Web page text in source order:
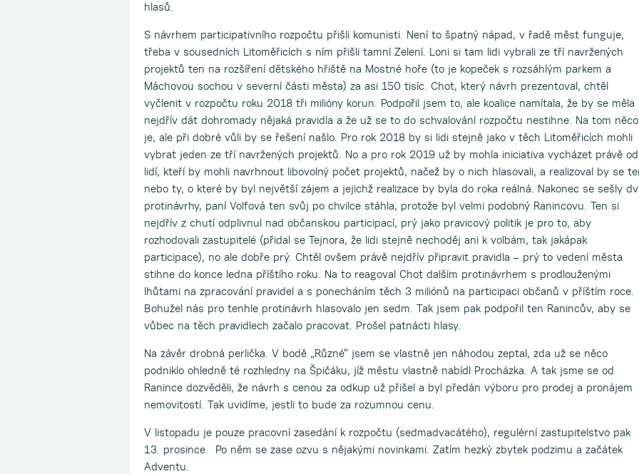
hlasů.
S návrhem participativního rozpočtu přišli komunisti. Není to špatný nápad, v řadě měst funguje,
třeba v sousedních Litoměřicích s ním přišli tamní Zelení. Loni si tam lidi vybrali ze tří navržených
projektů ten na rozšíření dětského hřiště na Mostné hoře (to je kopeček s rozsáhlým parkem a
Máchovou sochou v severní části města) za asi 150 tisíc. Chot, který návrh prezentoval, chtěl
vyčlenit v rozpočtu roku 2018 tři milióny korun. Podpořil jsem to, ale koalice namítala, že by se měla
nejdřív dát dohromady nějaká pravidla a že už se to do schvalování rozpočtu nestihne. Na tom něco
je, ale při dobré vůli by se řešení našlo. Pro rok 2018 by si lidi stejně jako v těch Litoměřicích mohli
vybrat jeden ze tří navržených projektů. No a pro rok 2019 už by mohla iniciativa vycházet právě od
lidí, kteří by mohli navrhnout libovolný počet projektů, načež by o nich hlasovali, a realizoval by se
nebo ty, o které by byl největší zájem a jejichž realizace by byla do roka reálná. Nakonec se sešly
protinávrhy, paní Volfová ten svůj po chvilce stáhla, protože byl velmi podobný Ranincovu. Ten si
nejdřív z chutí odplivnul nad občanskou participací, prý jako pravicový politik je pro to, aby
rozhodovali zastupitelé (přidal se Tejnora, že lidi stejně nechoděj ani k volbám, tak jakápak
participace), no ale dobře prý. Chtěl ovšem právě nejdřív připravit pravidla – prý to vedení města
stihne do konce ledna příštího roku. Na to reagoval Chot dalším protinávrhem s prodlouženými
lhůtami na zpracování pravidel a s ponecháním těch 3 miliónů na participaci občanů v příštím roce.
Bohužel nás pro tenhle protinávrh hlasovalo jen sedm. Tak jsem pak podpořil ten Ranincův, aby se
vůbec na těch pravidlech začalo pracovat. Prošel patnácti hlasy.
Na závěr drobná perlička. V bodě „Různé“ jsem se vlastně jen náhodou zeptal, zda už se něco
podniklo ohledně té rozhledny na Špičáku, jíž městu vlastně nabídl Procházka. A tak jsme se od
Ranince dozvěděli, že návrh s cenou za odkup už přišel a byl předán výboru pro prodej a pronájem
nemovitostí. Tak uvidíme, jestli to bude za rozumnou cenu.
V listopadu je pouze pracovní zasedání k rozpočtu (sedmadvacátého), regulérní zastupitelstvo pak
13. prosince. Po něm se zase ozvu s nějakými novinkami. Zatím hezký zbytek podzimu a začátek
Adventu.